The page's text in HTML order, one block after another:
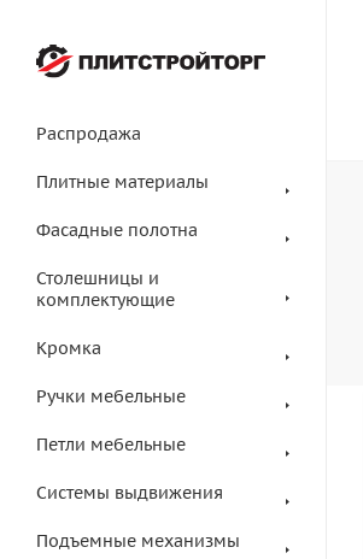
Распродажа
Плитные материалы
Фасадные полотна
Столешницы и
комплектующие
Кромка
Ручки мебельные
Петли мебельные
Системы выдвижения
Подъемные механизмы